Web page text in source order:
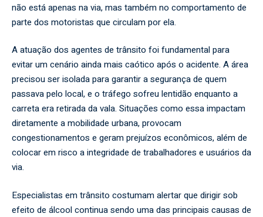
não está apenas na via, mas também no comportamento de
parte dos motoristas que circulam por ela.
A atuação dos agentes de trânsito foi fundamental para
evitar um cenário ainda mais caótico após o acidente. A área
precisou ser isolada para garantir a segurança de quem
passava pelo local, e o tráfego sofreu lentidão enquanto a
carreta era retirada da vala. Situações como essa impactam
diretamente a mobilidade urbana, provocam
congestionamentos e geram prejuízos econômicos, além de
colocar em risco a integridade de trabalhadores e usuários da
via.
Especialistas em trânsito costumam alertar que dirigir sob
efeito de álcool continua sendo uma das principais causas de